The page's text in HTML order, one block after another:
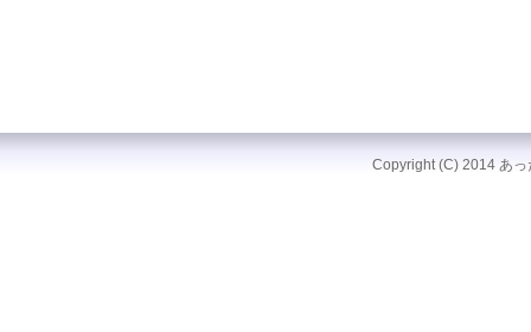
Copyright (C) 2014 あ